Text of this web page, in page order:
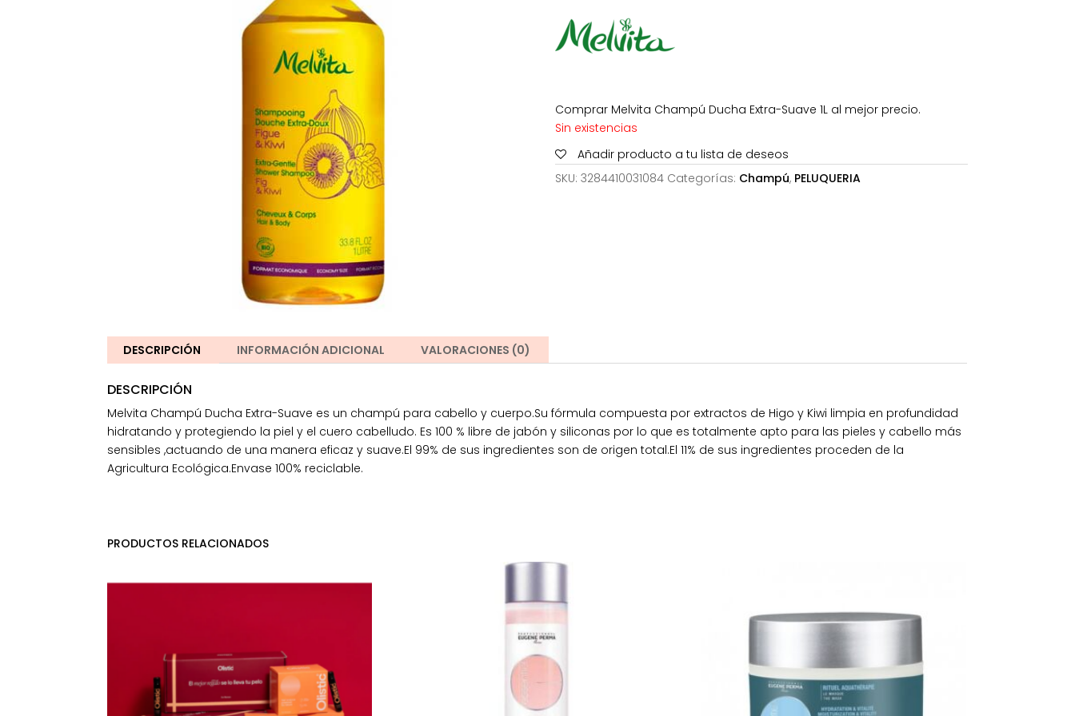
17,90€.
Comprar Melvita Champú Ducha Extra-Suave 1L al mejor precio.
Sin existencias
Añadir producto a tu lista de deseos
SKU: 3284410031084 Categorías: Champú, PELUQUERIA
DESCRIPCIÓN INFORMACIÓN ADICIONAL VALORACIONES (0)
DESCRIPCIÓN
Melvita Champú Ducha Extra-Suave es un champú para cabello y cuerpo.Su fórmula compuesta por extractos de Higo y Kiwi limpia en profundidad
hidratando y protegiendo la piel y el cuero cabelludo. Es 100 % libre de jabón y siliconas por lo que es totalmente apto para las pieles y cabello más
sensibles ,actuando de una manera eficaz y suave.El 99% de sus ingredientes son de origen total.El 11% de sus ingredientes proceden de la
Agricultura Ecológica.Envase 100% reciclable.
PRODUCTOS RELACIONADOS